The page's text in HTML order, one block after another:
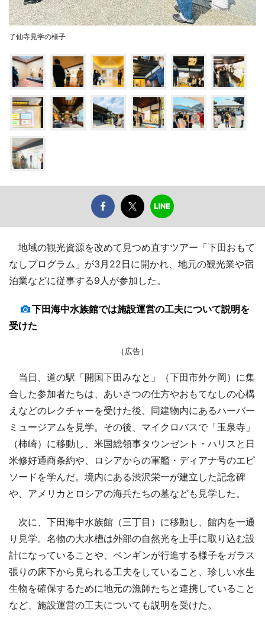
了仙寺見学の様子
地域の観光資源を改めて見つめ直すツアー「下田おもて
なしプログラム」が3月22日に開かれ、地元の観光業や宿
泊業などに従事する9人が参加した。
下田海中水族館では施設運営の工夫について説明を
受けた
［広告］
当日、道の駅「開国下田みなと」（下田市外ケ岡）に集
合した参加者たちは、あいさつの仕方やおもてなしの心構
えなどのレクチャーを受けた後、同建物内にあるハーバー
ミュージアムを見学。その後、マイクロバスで「玉泉寺」
（柿崎）に移動し、米国総領事タウンゼント・ハリスと日
米修好通商条約や、ロシアからの軍艦・ディアナ号のエピ
ソードを学んだ。境内にある渋沢栄一が建立した記念碑
や、アメリカとロシアの海兵たちの墓なども見学した。
次に、下田海中水族館（三丁目）に移動し、館内を一通
り見学。名物の大水槽は外部の自然光を上手に取り込む設
計になっていることや、ペンギンが行進する様子をガラス
張りの床下から見られる工夫をしていること、珍しい水生
生物を確保するために地元の漁師たちと連携していること
など、施設運営の工夫についても説明を受けた。